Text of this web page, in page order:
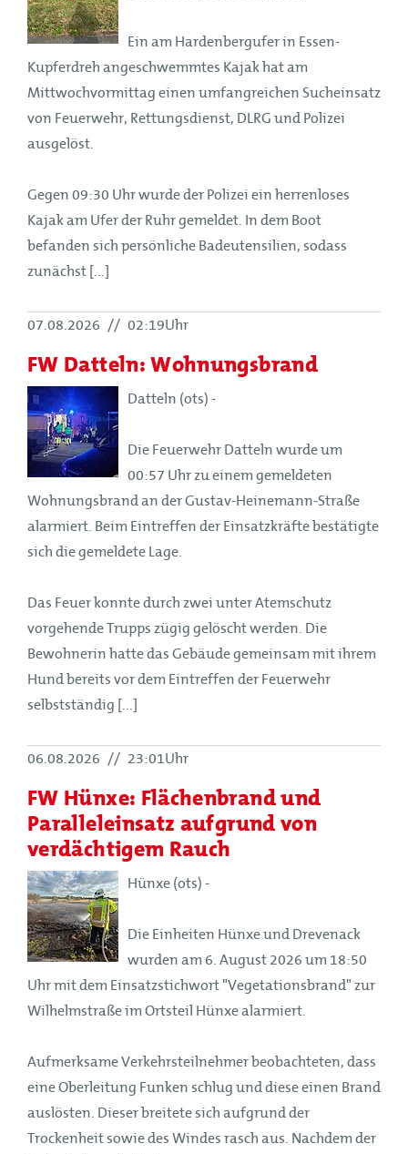
Ein am Hardenbergufer in Essen-
Kupferdreh angeschwemmtes Kajak hat am
Mittwochvormittag einen umfangreichen Sucheinsatz
von Feuerwehr, Rettungsdienst, DLRG und Polizei
ausgelöst.
Gegen 09:30 Uhr wurde der Polizei ein herrenloses
Kajak am Ufer der Ruhr gemeldet. In dem Boot
befanden sich persönliche Badeutensilien, sodass
zunächst [...]
07.08.2026 // 02:19Uhr
FW Datteln: Wohnungsbrand
Datteln (ots) -
Die Feuerwehr Datteln wurde um
00:57 Uhr zu einem gemeldeten
Wohnungsbrand an der Gustav-Heinemann-Straße
alarmiert. Beim Eintreffen der Einsatzkräfte bestätigte
sich die gemeldete Lage.
Das Feuer konnte durch zwei unter Atemschutz
vorgehende Trupps zügig gelöscht werden. Die
Bewohnerin hatte das Gebäude gemeinsam mit ihrem
Hund bereits vor dem Eintreffen der Feuerwehr
selbstständig [...]
06.08.2026 // 23:01Uhr
FW Hünxe: Flächenbrand und
Paralleleinsatz aufgrund von
verdächtigem Rauch
Hünxe (ots) -
Die Einheiten Hünxe und Drevenack
wurden am 6. August 2026 um 18:50
Uhr mit dem Einsatzstichwort "Vegetationsbrand" zur
Wilhelmstraße im Ortsteil Hünxe alarmiert.
Aufmerksame Verkehrsteilnehmer beobachteten, dass
eine Oberleitung Funken schlug und diese einen Brand
auslösten. Dieser breitete sich aufgrund der
Trockenheit sowie des Windes rasch aus. Nachdem der